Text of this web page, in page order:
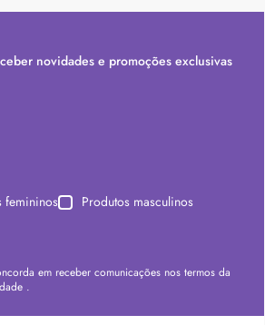
novidades e promoções exclusivas
femininos Produtos masculinos
em receber comunicações nos termos da
.